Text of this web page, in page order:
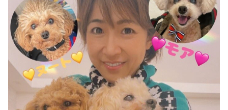
news おかえり
河合＆A.B.C-Z塚田×福井アナ「なんでやねん！？」
（news おかえり）
DAIGOも台所 ～きょうの献立 何にする？～
本日はダイアンなり！シーズン２
朝だ！生です旅サラダ
教えて！ニュースライブ 正義のミカタ